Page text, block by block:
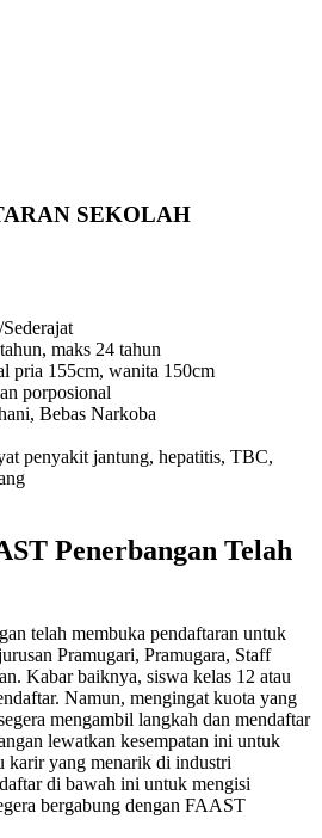
SEKOLAH
maks 24 tahun
pria 155cm, wanita 150cm
porposional
Bebas Narkoba
penyakit jantung, hepatitis, TBC,
Penerbangan Telah
telah membuka pendaftaran untuk
Pramugari, Pramugara, Staff
Kabar baiknya, siswa kelas 12 atau
Namun, mengingat kuota yang
mengambil langkah dan mendaftar
lewatkan kesempatan ini untuk
karir yang menarik di industri
di bawah ini untuk mengisi
bergabung dengan FAAST